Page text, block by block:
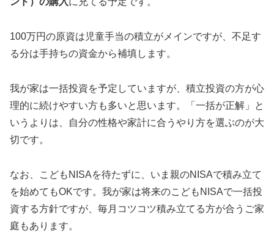
100万円の原資は児童手当の積立がメインですが、不足す
る分は手持ちの資金から補填します。
我が家は一括投資を予定していますが、積立投資の方が心
理的に続けやすい方も多いと思います。「一括が正解」と
いうよりは、自分の性格や家計に合うやり方を選ぶのが大
切です。
なお、こどもNISAを待たずに、いま親のNISAで積み立て
を始めてもOKです。我が家は将来のこどもNISAで一括投
資する方針ですが、毎月コツコツ積み立てる方が合うご家
庭もあります。